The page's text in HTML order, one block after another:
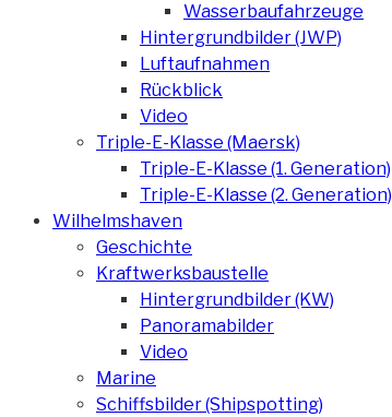
Wasserbaufahrzeuge
Hintergrundbilder (JWP)
Luftaufnahmen
Rückblick
Video
Triple-E-Klasse (Maersk)
Triple-E-Klasse (1. Generation)
Triple-E-Klasse (2. Generation)
Wilhelmshaven
Geschichte
Kraftwerksbaustelle
Hintergrundbilder (KW)
Panoramabilder
Video
Marine
Schiffsbilder (Shipspotting)